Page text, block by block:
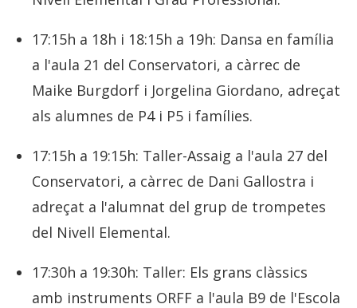
17:15h a 18h i 18:15h a 19h: Dansa en família
a l'aula 21 del Conservatori, a càrrec de
Maike Burgdorf i Jorgelina Giordano, adreçat
als alumnes de P4 i P5 i famílies.
17:15h a 19:15h: Taller-Assaig a l'aula 27 del
Conservatori, a càrrec de Dani Gallostra i
adreçat a l'alumnat del grup de trompetes
del Nivell Elemental.
17:30h a 19:30h: Taller: Els grans clàssics
amb instruments ORFF a l'aula B9 de l'Escola